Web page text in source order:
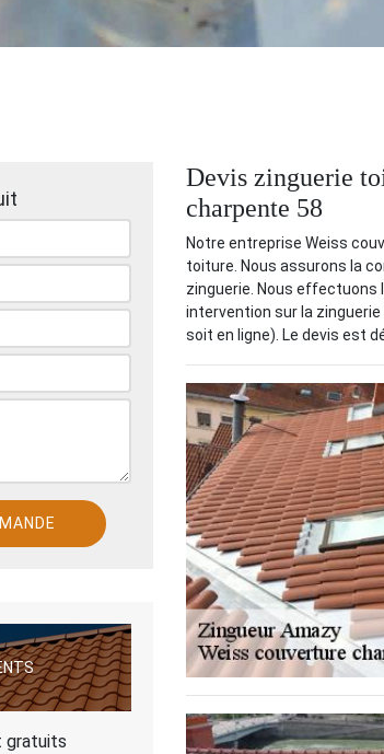
gratuits
Devis zinguerie
charpente 58
Notre entreprise Weiss
toiture. Nous assurons la
zinguerie. Nous
intervention sur la
soit en ligne). Le devis est